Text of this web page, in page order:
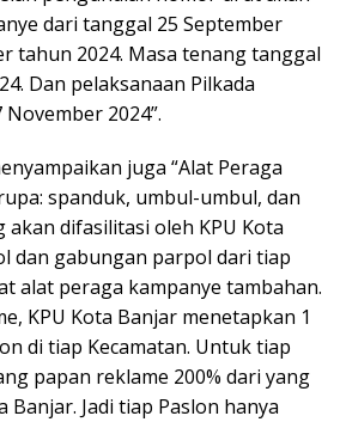
dari tanggal 25 September
tahun 2024. Masa tenang tanggal
Dan pelaksanaan Pilkada
2024”.
juga “Alat Peraga
spanduk, umbul-umbul, dan
akan difasilitasi oleh KPU Kota
dan gabungan parpol dari tiap
alat peraga kampanye tambahan.
KPU Kota Banjar menetapkan 1
di tiap Kecamatan. Untuk tiap
papan reklame 200% dari yang
Banjar. Jadi tiap Paslon hanya